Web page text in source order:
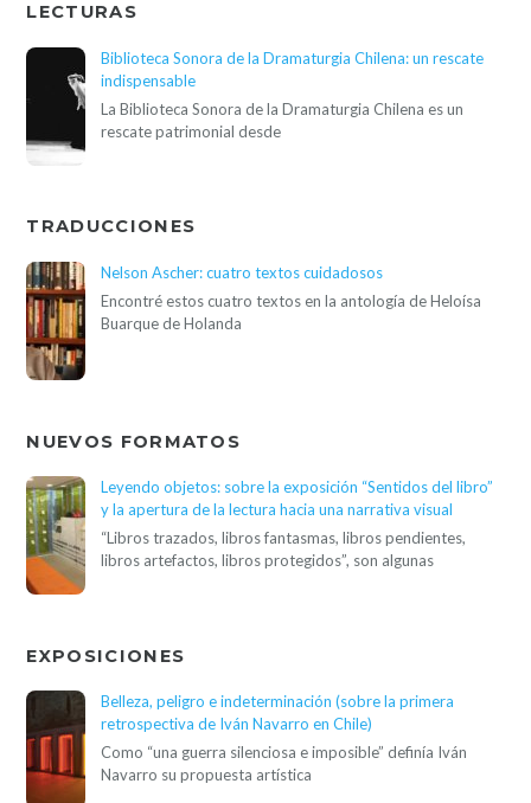
LECTURAS
Biblioteca Sonora de la Dramaturgia Chilena: un rescate
indispensable
La Biblioteca Sonora de la Dramaturgia Chilena es un
rescate patrimonial desde
TRADUCCIONES
Nelson Ascher: cuatro textos cuidadosos
Encontré estos cuatro textos en la antología de Heloísa
Buarque de Holanda
NUEVOS FORMATOS
Leyendo objetos: sobre la exposición “Sentidos del libro”
y la apertura de la lectura hacia una narrativa visual
“Libros trazados, libros fantasmas, libros pendientes,
libros artefactos, libros protegidos”, son algunas
EXPOSICIONES
Belleza, peligro e indeterminación (sobre la primera
retrospectiva de Iván Navarro en Chile)
Como “una guerra silenciosa e imposible” definía Iván
Navarro su propuesta artística